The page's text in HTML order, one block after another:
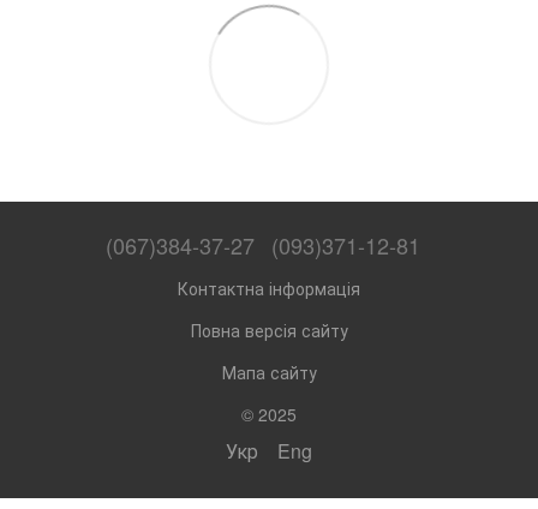
(067)384-37-27 (093)371-12-81
Контактна інформація
Повна версія сайту
Мапа сайту
© 2025
Укр Eng